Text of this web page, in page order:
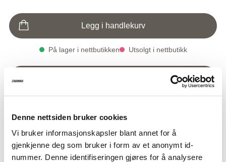
Denne nettsiden bruker cookies
Vi bruker informasjonskapsler blant annet for å
gjenkjenne deg som bruker i form av et anonymt id-
nummer. Denne identifiseringen gjøres for å analysere
Pricilla shortsTilbudspris
129,-
Før 499,-
Legg i handlekurv
På lager i nettbutikken Utsolgt i nettbutikk
Varenummer
1004881-8058
Qty: 0 Størrelsesguide